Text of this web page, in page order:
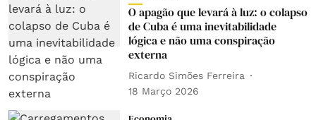
O apagão que levará à luz: o colapso
de Cuba é uma inevitabilidade
lógica e não uma conspiração
externa
Ricardo Simões Ferreira
18 Março 2026